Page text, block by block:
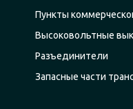
Пункты
Высоковольтные
Разъединители
Запасные части